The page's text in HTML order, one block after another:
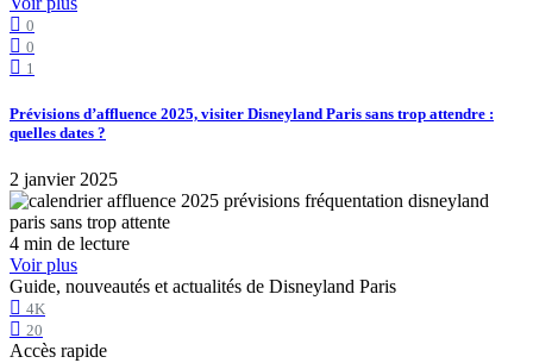
0
0
1
Prévisions d’affluence 2025, visiter Disneyland Paris sans trop attendre :
quelles dates ?
2 janvier 2025
4 min de lecture
Voir plus
Guide, nouveautés et actualités de Disneyland Paris
4K
20
Accès rapide